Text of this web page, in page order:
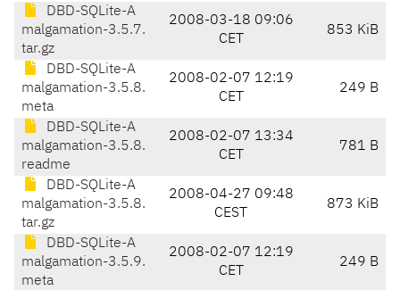
DBD-SQLite-A
malgamation-3.5.7.
tar.gz
2008-03-18 09:06
CET
853 KiB
DBD-SQLite-A
malgamation-3.5.8.
meta
2008-02-07 12:19
CET
249 B
DBD-SQLite-A
malgamation-3.5.8.
readme
2008-02-07 13:34
CET
781 B
DBD-SQLite-A
malgamation-3.5.8.
tar.gz
2008-04-27 09:48
CEST
873 KiB
DBD-SQLite-A
malgamation-3.5.9.
meta
2008-02-07 12:19
CET
249 B